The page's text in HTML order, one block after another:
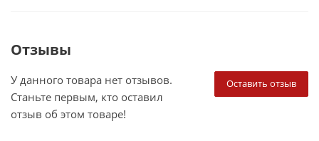
Отзывы
Оставить отзыв
У данного товара нет отзывов.
Станьте первым, кто оставил
отзыв об этом товаре!